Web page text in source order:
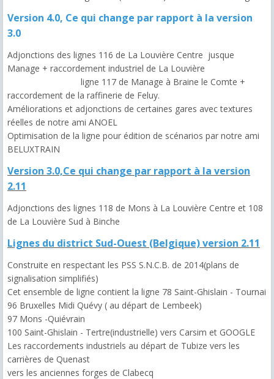
Version 4.0, Ce qui change par rapport à la version
3.0
Adjonctions des lignes 116 de La Louvière Centre jusque
Manage + raccordement industriel de La Louvière
ligne 117 de Manage à Braine le Comte +
raccordement de la raffinerie de Feluy.
Améliorations et adjonctions de certaines gares avec textures
réelles de notre ami ANOEL
Optimisation de la ligne pour édition de scénarios par notre ami
BELUXTRAIN
Version 3.0,Ce qui change par rapport à la version
2.11
Adjonctions des lignes 118 de Mons à La Louvière Centre et 108
de La Louvière Sud à Binche
Lignes du district Sud-Ouest (Belgique) version 2.11
Construite en respectant les PSS S.N.C.B. de 2014(plans de
signalisation simplifiés)
Cet ensemble de ligne contient la ligne 78 Saint-Ghislain - Tournai
96 Bruxelles Midi Quévy ( au départ de Lembeek)
97 Mons -Quiévrain
100 Saint-Ghislain - Tertre(industrielle) vers Carsim et GOOGLE
Les raccordements industriels au départ de Tubize vers les
carrières de Quenast
vers les anciennes forges de Clabecq